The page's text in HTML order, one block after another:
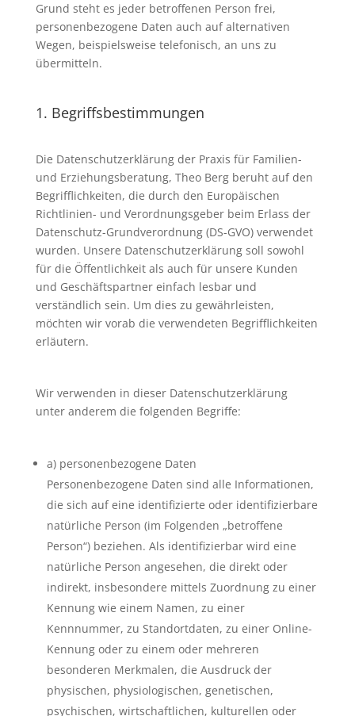
Grund steht es jeder betroffenen Person frei,
personenbezogene Daten auch auf alternativen
Wegen, beispielsweise telefonisch, an uns zu
übermitteln.
1. Begriffsbestimmungen
Die Datenschutzerklärung der Praxis für Familien-
und Erziehungsberatung, Theo Berg beruht auf den
Begrifflichkeiten, die durch den Europäischen
Richtlinien- und Verordnungsgeber beim Erlass der
Datenschutz-Grundverordnung (DS-GVO) verwendet
wurden. Unsere Datenschutzerklärung soll sowohl
für die Öffentlichkeit als auch für unsere Kunden
und Geschäftspartner einfach lesbar und
verständlich sein. Um dies zu gewährleisten,
möchten wir vorab die verwendeten Begrifflichkeiten
erläutern.
Wir verwenden in dieser Datenschutzerklärung
unter anderem die folgenden Begriffe:
a) personenbezogene Daten
Personenbezogene Daten sind alle Informationen,
die sich auf eine identifizierte oder identifizierbare
natürliche Person (im Folgenden „betroffene
Person“) beziehen. Als identifizierbar wird eine
natürliche Person angesehen, die direkt oder
indirekt, insbesondere mittels Zuordnung zu einer
Kennung wie einem Namen, zu einer
Kennnummer, zu Standortdaten, zu einer Online-
Kennung oder zu einem oder mehreren
besonderen Merkmalen, die Ausdruck der
physischen, physiologischen, genetischen,
psychischen, wirtschaftlichen, kulturellen oder